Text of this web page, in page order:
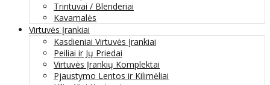
Trintuvai / Blenderiai
Kavamalės
Virtuvės Įrankiai
Kasdieniai Virtuvės Įrankiai
Peiliai ir Jų Priedai
Virtuvės Įrankių Komplektai
Pjaustymo Lentos ir Kilimėliai